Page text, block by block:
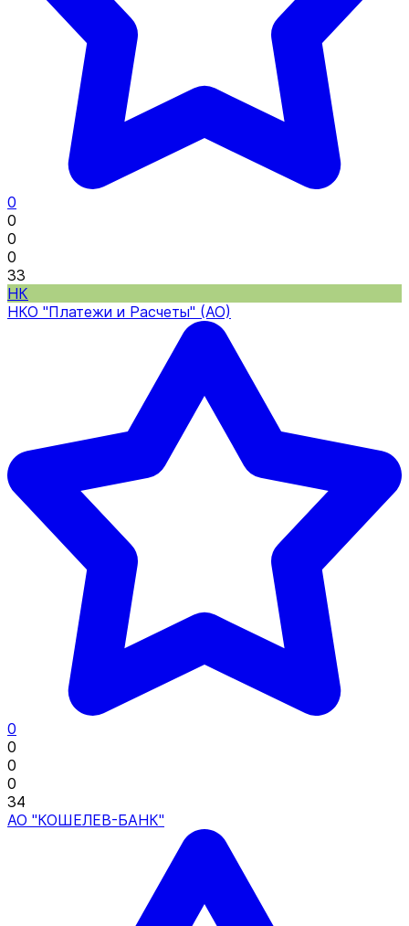
0
0
0
0
33
НК
НКО "Платежи и Расчеты" (АО)
0
0
0
0
34
АО "КОШЕЛЕВ-БАНК"